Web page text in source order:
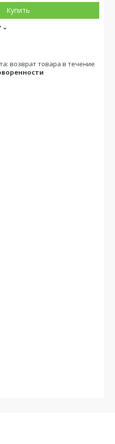
Купить
возврат товара в течение